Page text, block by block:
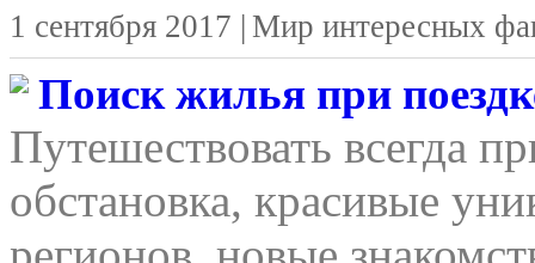
1 сентября 2017 | Мир интересных
Поиск жилья при
Путешествовать всегда
обстановка, красивые